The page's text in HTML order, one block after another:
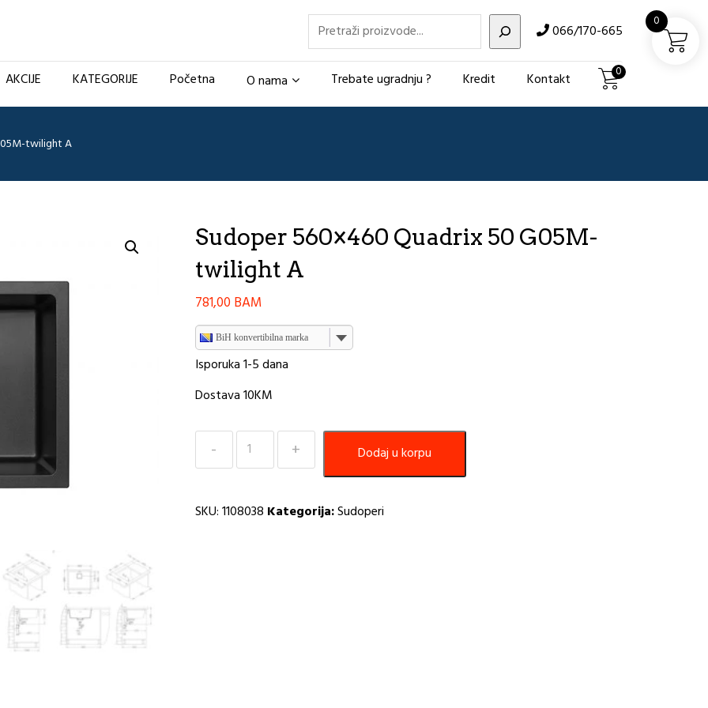
Pretraži 066/170-665
AKCIJE KATEGORIJE Početna O nama Trebate ugradnju ? Kredit Kontakt 0
twilight A
Sudoper 560×460 Quadrix 50 G05M-
twilight A
781,00 BAM
BiH konvertibilna marka
Isporuka 1-5 dana
Dostava 10KM
Sudoper
560x460
G05M-
Dodaj u korpu
SKU:1108038 Kategorija:Sudoperi
0